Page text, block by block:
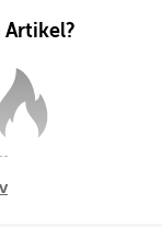
Artikel?